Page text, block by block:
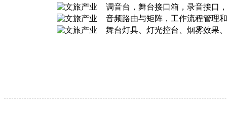
调音台，舞台接口箱，录音接口
音频路由与矩阵，工作流程管理
舞台灯具、灯光控台、烟雾效果